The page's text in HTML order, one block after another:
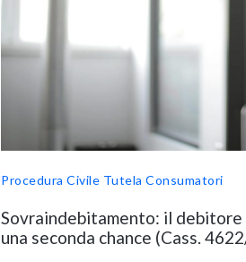
Procedura Civile Tutela Consumatori
Sovraindebitamento: il debitore
una seconda chance (Cass.